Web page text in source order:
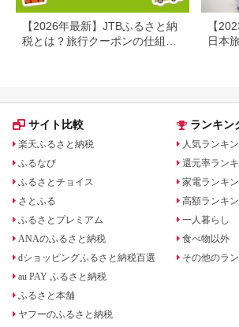
【2026年最新】JTBふるさと納
税とは？旅行クーポンの仕組
【
日本
サイト比較
楽天ふるさと納税
ふるなび
ふるさとチョイス
さとふる
ふるさとプレミアム
ANAのふるさと納税
dショッピングふるさと納税百選
au PAY ふるさと納税
ふるさと本舗
ヤフーのふるさと納税
ランキン
人気ランキ
還元率ラン
家電ランキ
高額ランキ
一人暮らし
食べ物以外
その他のラ